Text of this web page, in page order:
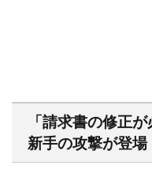
「請求書の修正
新手の攻撃が登場